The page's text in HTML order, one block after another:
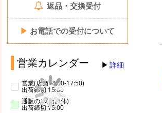
返品・交換受付
▶ お電話での受付について
営業カレンダー 詳細
営業(店舗14:00-17:50)
出荷締切 15:00
通販のみ(店舗休)
出荷締切 15:00